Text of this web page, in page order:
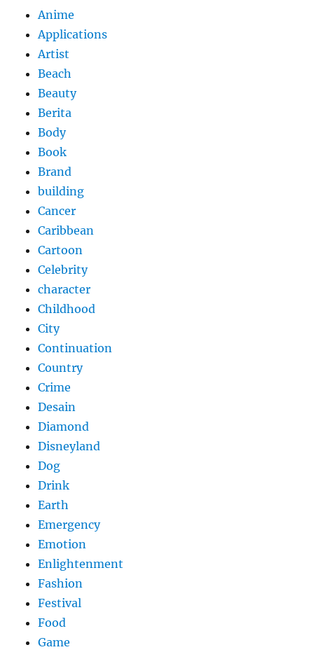
Anime
Applications
Artist
Beach
Beauty
Berita
Body
Book
Brand
building
Cancer
Caribbean
Cartoon
Celebrity
character
Childhood
City
Continuation
Country
Crime
Desain
Diamond
Disneyland
Dog
Drink
Earth
Emergency
Emotion
Enlightenment
Fashion
Festival
Food
Game